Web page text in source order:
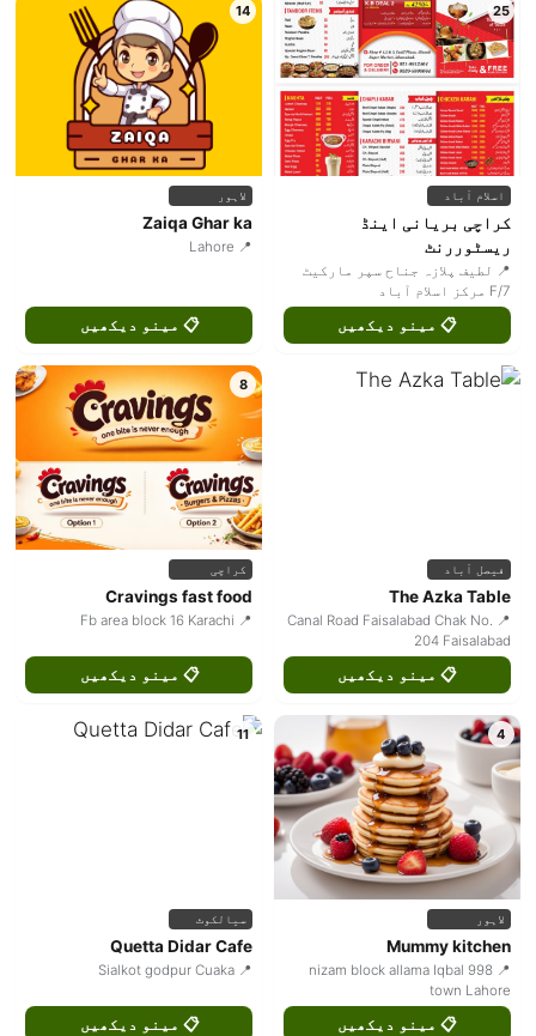
25
اسلام آباد
کراچی بریانی اینڈ
ریسٹوررنٹ
📍 لطیف پلازہ جناح سپر مارکیٹ
F/7 مرکز اسلام آباد
📋 مینو دیکھیں
14
لاہور
Zaiqa Ghar ka
📍 Lahore
📋 مینو دیکھیں
فیصل آباد
The Azka Table
📍 Canal Road Faisalabad Chak No.
204 Faisalabad
📋 مینو دیکھیں
8
کراچی
Cravings fast food
📍 Fb area block 16 Karachi
📋 مینو دیکھیں
4
لاہور
Mummy kitchen
📍 998 nizam block allama Iqbal
town Lahore
📋 مینو دیکھیں
11
سیالکوٹ
Quetta Didar Cafe
📍 Sialkot godpur Cuaka
📋 مینو دیکھیں